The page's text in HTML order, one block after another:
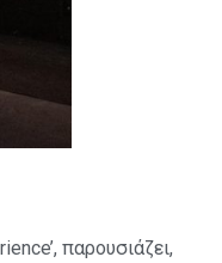
παρουσιάζει,